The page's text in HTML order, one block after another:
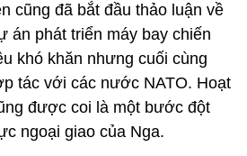
cũng đã bắt đầu thảo luận về
án phát triển máy bay chiến
khó khăn nhưng cuối cùng
tác với các nước NATO. Hoạt
được coi là một bước đột
ngoại giao của Nga.